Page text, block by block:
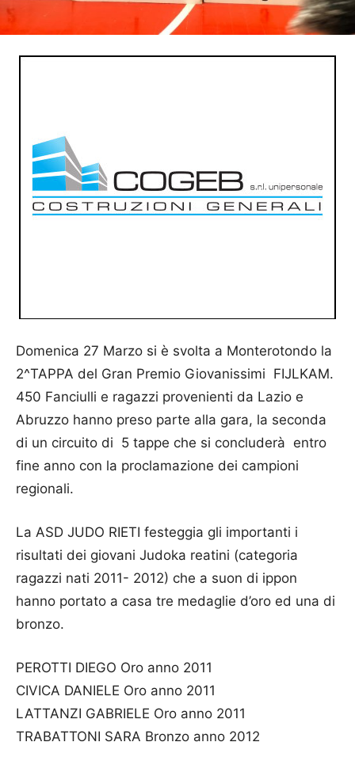
Domenica 27 Marzo si è svolta a Monterotondo la
2^TAPPA del Gran Premio Giovanissimi FIJLKAM.
450 Fanciulli e ragazzi provenienti da Lazio e
Abruzzo hanno preso parte alla gara, la seconda
di un circuito di 5 tappe che si concluderà entro
fine anno con la proclamazione dei campioni
regionali.
La ASD JUDO RIETI festeggia gli importanti i
risultati dei giovani Judoka reatini (categoria
ragazzi nati 2011- 2012) che a suon di ippon
hanno portato a casa tre medaglie d’oro ed una di
bronzo.
PEROTTI DIEGO Oro anno 2011
CIVICA DANIELE Oro anno 2011
LATTANZI GABRIELE Oro anno 2011
TRABATTONI SARA Bronzo anno 2012